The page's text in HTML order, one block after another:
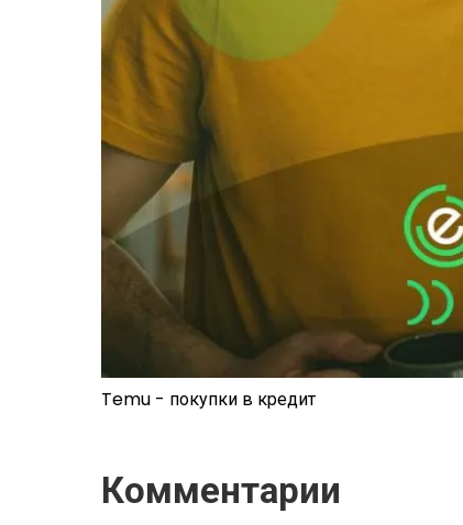
Temu - покупки в кредит
Комментарии